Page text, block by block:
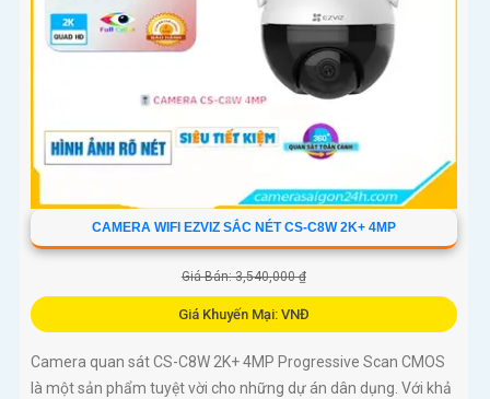
CAMERA WIFI EZVIZ SẮC NÉT CS-C8W 2K+ 4MP
Giá Bán: 3,540,000 ₫
Giá Khuyến Mại: VNĐ
Camera quan sát CS-C8W 2K+ 4MP Progressive Scan CMOS
là một sản phẩm tuyệt vời cho những dự án dân dụng. Với khả